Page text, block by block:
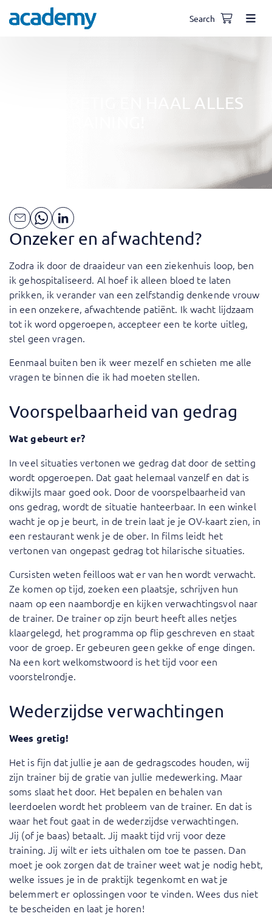
Search
WEES GRETIG EN HAAL ALLES
Onzeker en afwachtend?
Zodra ik door de draaideur van een ziekenhuis loop, ben
ik gehospitaliseerd. Al hoef ik alleen bloed te laten
prikken, ik verander van een zelfstandig denkende vrouw
in een onzekere, afwachtende patiënt. Ik wacht lijdzaam
tot ik word opgeroepen, accepteer een te korte uitleg,
stel geen vragen.
Eenmaal buiten ben ik weer mezelf en schieten me alle
vragen te binnen die ik had moeten stellen.
Voorspelbaarheid van gedrag
Wat gebeurt er?
In veel situaties vertonen we gedrag dat door de setting
wordt opgeroepen. Dat gaat helemaal vanzelf en dat is
dikwijls maar goed ook. Door de voorspelbaarheid van
ons gedrag, wordt de situatie hanteerbaar. In een winkel
wacht je op je beurt, in de trein laat je je OV-kaart zien, in
een restaurant wenk je de ober. In films leidt het
vertonen van ongepast gedrag tot hilarische situaties.
Cursisten weten feilloos wat er van hen wordt verwacht.
Ze komen op tijd, zoeken een plaatsje, schrijven hun
naam op een naambordje en kijken verwachtingsvol naar
de trainer. De trainer op zijn beurt heeft alles netjes
klaargelegd, het programma op flip geschreven en staat
voor de groep. Er gebeuren geen gekke of enge dingen.
Na een kort welkomstwoord is het tijd voor een
voorstelrondje.
Wederzijdse verwachtingen
Wees gretig!
Het is fijn dat jullie je aan de gedragscodes houden, wij
zijn trainer bij de gratie van jullie medewerking. Maar
soms slaat het door. Het bepalen en behalen van
leerdoelen wordt het probleem van de trainer. En dat is
waar het fout gaat in de wederzijdse verwachtingen.
Jij (of je baas) betaalt. Jij maakt tijd vrij voor deze
training. Jij wilt er iets uithalen om toe te passen. Dan
moet je ook zorgen dat de trainer weet wat je nodig hebt,
welke issues je in de praktijk tegenkomt en wat je
belemmert er oplossingen voor te vinden. Wees dus niet
te bescheiden en laat je horen!